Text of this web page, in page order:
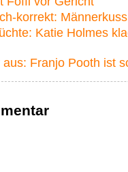
korrekt:
Katie Holmes
Franjo Pooth ist